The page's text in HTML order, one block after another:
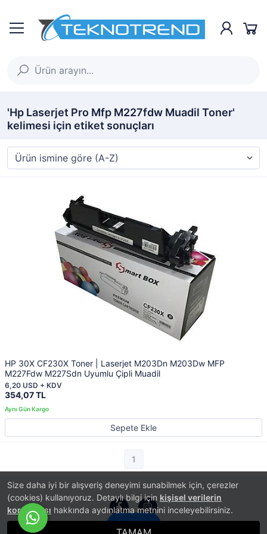
Size daha iyi bir alışveriş deneyimi sunabilmek için, çerezler
(cookies) kullanıyoruz. Detaylı bilgi için kişisel verilerin
korunması hakkında aydınlatma metnini inceleyebilirsiniz.
'Hp Laserjet Pro Mfp M227fdw Muadil Toner'
kelimesi için etiket sonuçları
HP 30X CF230X Toner | Laserjet M203Dn M203Dw MFP
M227Fdw M227Sdn Uyumlu Çipli Muadil
354,07 TL
6,20 USD + KDV
Sepete Ekle
1
İletişim